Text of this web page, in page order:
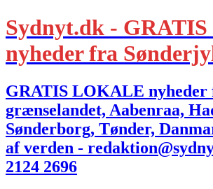
Sydnyt.dk - GRATIS
nyheder fra
GRATIS LOKALE nyheder
grænselandet, Aabenraa,
Sønderborg, Tønder,
af verden -
2124 2696